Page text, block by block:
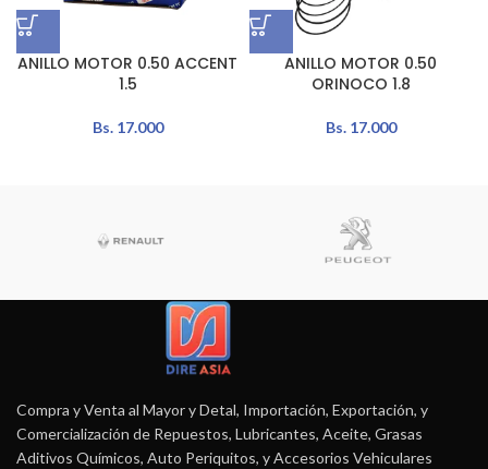
ANILLO MOTOR 0.50 ACCENT
1.5
Bs.17.000
ANILLO MOTOR 0.50
ORINOCO 1.8
Bs.17.000
Compra y Venta al Mayor y Detal, Importación, Exportación, y
Comercialización de Repuestos, Lubricantes, Aceite, Grasas
Aditivos Químicos, Auto Periquitos, y Accesorios Vehiculares